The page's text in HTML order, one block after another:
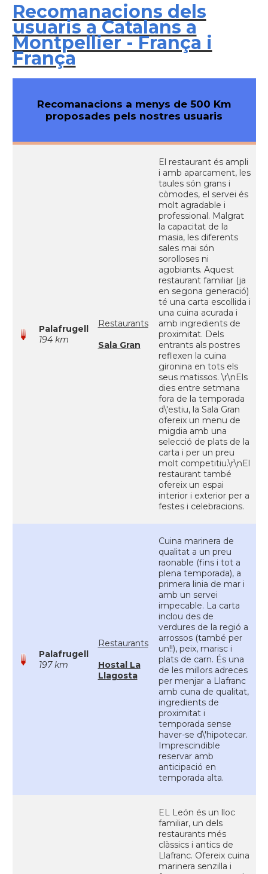
Recomanacions dels
usuaris a Catalans a
Montpellier - França i
França
Recomanacions a menys de 500 Km
proposades pels nostres usuaris
Palafrugell
194 km
Restaurants
Sala Gran
El restaurant és ampli
i amb aparcament, les
taules són grans i
còmodes, el servei és
molt agradable i
professional. Malgrat
la capacitat de la
masia, les diferents
sales mai són
sorolloses ni
agobiants. Aquest
restaurant familiar (ja
en segona generació)
té una carta escollida i
una cuina acurada i
amb ingredients de
proximitat. Dels
entrants als postres
reflexen la cuina
gironina en tots els
seus matissos. \r\nEls
dies entre setmana
fora de la temporada
d\'estiu, la Sala Gran
ofereix un menu de
migdia amb una
selecció de plats de la
carta i per un preu
molt competitiu.\r\nEl
restaurant també
ofereix un espai
interior i exterior per a
festes i celebracions.
Palafrugell
197 km
Restaurants
Hostal La
Llagosta
Cuina marinera de
qualitat a un preu
raonable (fins i tot a
plena temporada), a
primera linia de mar i
amb un servei
impecable. La carta
inclou des de
verdures de la regió a
arrossos (també per
un!!), peix, marisc i
plats de carn. És una
de les millors adreces
per menjar a Llafranc
amb cuna de qualitat,
ingredients de
proximitat i
temporada sense
haver-se d\'hipotecar.
Imprescindible
reservar amb
anticipació en
temporada alta.
EL León és un lloc
familiar, un dels
restaurants més
clàssics i antics de
Llafranc. Ofereix cuina
marinera senzilla i